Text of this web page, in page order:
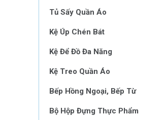
Tủ Sấy Quần Áo
Kệ Úp Chén Bát
Kệ Để Đồ Đa Năng
Kệ Treo Quần Áo
Bếp Hồng Ngoại, Bếp Từ
Bộ Hộp Đựng Thực Phẩm